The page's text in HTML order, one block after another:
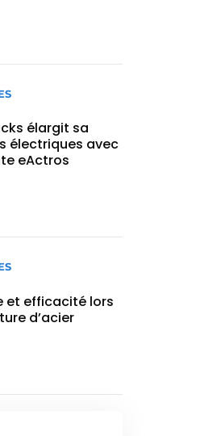
élargit sa
électriques avec
eActros
et efficacité lors
d’acier